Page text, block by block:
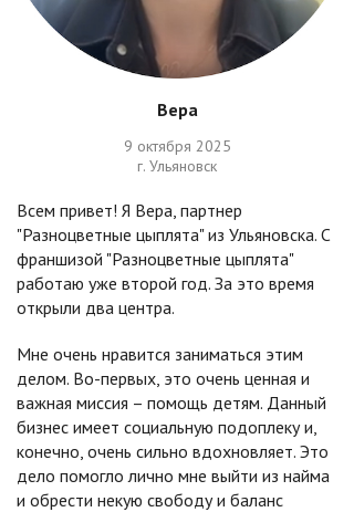
Вера
9 октября 2025
г. Ульяновск
Всем привет! Я Вера, партнер
"Разноцветные цыплята" из Ульяновска. С
франшизой "Разноцветные цыплята"
работаю уже второй год. За это время
открыли два центра.
Мне очень нравится заниматься этим
делом. Во-первых, это очень ценная и
важная миссия – помощь детям. Данный
бизнес имеет социальную подоплеку и,
конечно, очень сильно вдохновляет. Это
дело помогло лично мне выйти из найма
и обрести некую свободу и баланс